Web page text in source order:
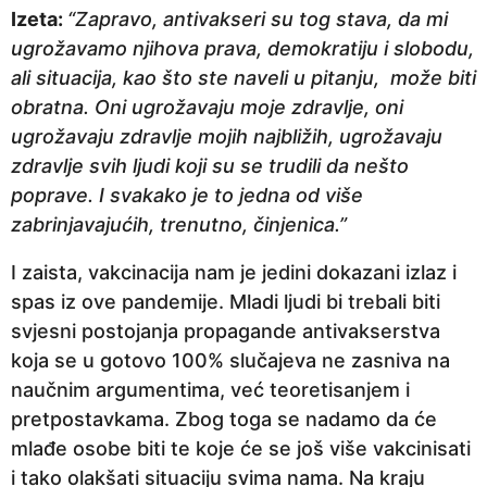
Izeta: “Zapravo, antivakseri su tog stava, da mi
ugrožavamo njihova prava, demokratiju i slobodu,
ali situacija, kao što ste naveli u pitanju, može biti
obratna. Oni ugrožavaju moje zdravlje, oni
ugrožavaju zdravlje mojih najbližih, ugrožavaju
zdravlje svih ljudi koji su se trudili da nešto
poprave. I svakako je to jedna od više
zabrinjavajućih, trenutno, činjenica.”
I zaista, vakcinacija nam je jedini dokazani izlaz i
spas iz ove pandemije. Mladi ljudi bi trebali biti
svjesni postojanja propagande antivakserstva
koja se u gotovo 100% slučajeva ne zasniva na
naučnim argumentima, već teoretisanjem i
pretpostavkama. Zbog toga se nadamo da će
mlađe osobe biti te koje će se još više vakcinisati
i tako olakšati situaciju svima nama. Na kraju